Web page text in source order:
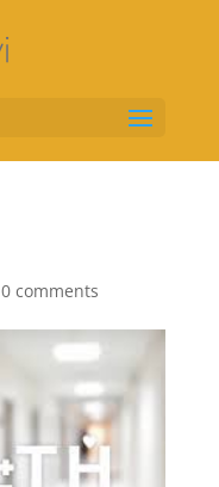
0 comments